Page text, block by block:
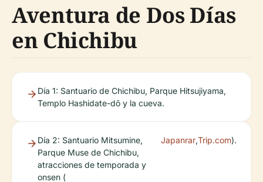
Aventura de Dos Días
en Chichibu
Día 1: Santuario de Chichibu, Parque Hitsujiyama,
Templo Hashidate-dō y la cueva.
Día 2: Santuario Mitsumine,
Parque Muse de Chichibu,
atracciones de temporada y
onsen (
Japanrar,Trip.com).